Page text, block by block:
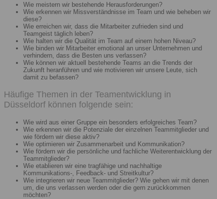
Wie meistern wir bestehende Herausforderungen?
Wie erkennen wir Missverständnisse im Team und wie beheben wir
diese?
Wie erreichen wir, dass die Mitarbeiter zufrieden sind und
Teamgeist täglich leben?
Wie halten wir die Qualität im Team auf einem hohen Niveau?
Wie binden wir Mitarbeiter emotional an unser Unternehmen und
verhindern, dass die Besten uns verlassen?
Wie können wir aktuell bestehende Teams an die Trends der
Zukunft heranführen und wie motivieren wir unsere Leute, sich
damit zu befassen?
Häufige Themen in der Teamentwicklung in
Düsseldorf können folgende sein:
Wie wird aus einer Gruppe ein besonders erfolgreiches Team?
Wie erkennen wir die Potenziale der einzelnen Teammitglieder und
wie fördern wir diese aktiv?
Wie optimieren wir Zusammenarbeit und Kommunikation?
Wie fördern wir die persönliche und fachliche Weiterentwicklung der
Teammitglieder?
Wie etablieren wir eine tragfähige und nachhaltige
Kommunikations-, Feedback- und Streitkultur?
Wie integrieren wir neue Teammitglieder? Wie gehen wir mit denen
um, die uns verlassen werden oder die gern zurückkommen
möchten?